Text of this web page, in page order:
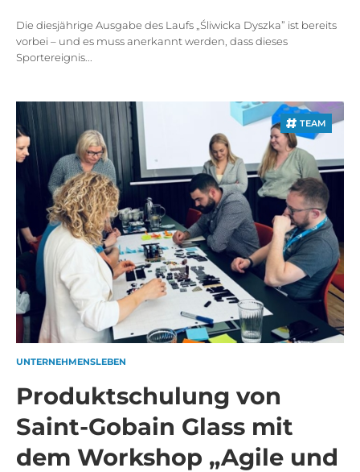
Die diesjährige Ausgabe des Laufs „Śliwicka Dyszka” ist bereits
vorbei – und es muss anerkannt werden, dass dieses
Sportereignis...
TEAM
UNTERNEHMENSLEBEN
Produktschulung von
Saint-Gobain Glass mit
dem Workshop „Agile und